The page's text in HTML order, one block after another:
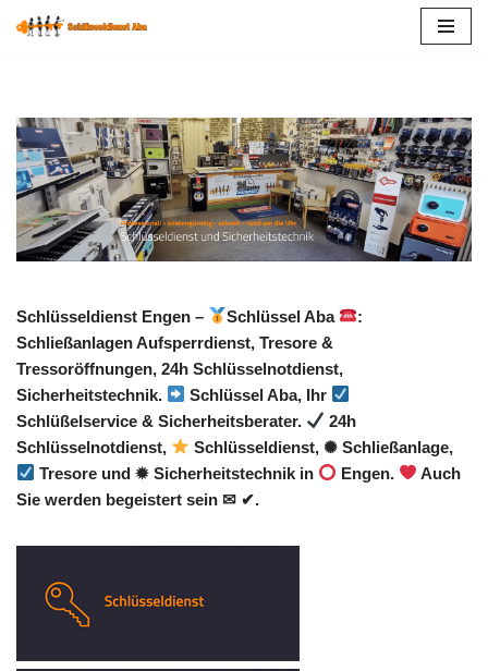
Schlüsseldienst Engen – Schlüssel Aba
:
Schließanlagen Aufsperrdienst, Tresore &
Tressoröffnungen, 24h Schlüsselnotdienst,
Sicherheitstechnik.
Schlüssel Aba, Ihr
Schlüßelservice & Sicherheitsberater.
24h
Schlüsselnotdienst,
Schlüsseldienst, ✺ Schließanlage,
Tresore und ✹ Sicherheitstechnik in
Engen.
Auch
Sie werden begeistert sein ✉ ✔.